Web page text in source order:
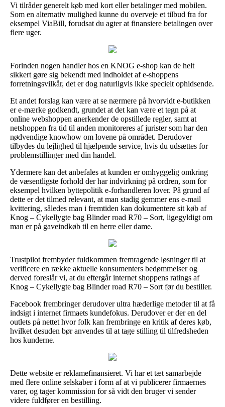
Vi tilråder generelt køb med kort eller betalinger med mobilen.
Som en alternativ mulighed kunne du overveje et tilbud fra for
eksempel ViaBill, forudsat du agter at finansiere betalingen over
flere uger.
Forinden nogen handler hos en KNOG e-shop kan de helt
sikkert gøre sig bekendt med indholdet af e-shoppens
forretningsvilkår, det er dog naturligvis ikke specielt ophidsende.
Et andet forslag kan være at se nærmere på hvorvidt e-butikken
er e-mærke godkendt, grundet at det kan være et tegn på at
online webshoppen anerkender de opstillede regler, samt at
netshoppen fra tid til anden monitoreres af jurister som har den
nødvendige knowhow om lovene på området. Derudover
tilbydes du lejlighed til hjælpende service, hvis du udsættes for
problemstillinger med din handel.
Ydermere kan det anbefales at kunden er omhyggelig omkring
de væsentligste forhold der har indvirkning på ordren, som for
eksempel hvilken byttepolitik e-forhandleren lover. På grund af
dette er det tilmed relevant, at man stadig gemmer ens e-mail
kvittering, således man i fremtiden kan dokumentere sit køb af
Knog – Cykellygte bag Blinder road R70 – Sort, ligegyldigt om
man er på gaveindkøb til en herre eller dame.
Trustpilot frembyder fuldkommen fremragende løsninger til at
verificere en række aktuelle konsumenters bedømmelser og
derved foreslår vi, at du eftergår internet shoppens ratings af
Knog – Cykellygte bag Blinder road R70 – Sort før du bestiller.
Facebook frembringer derudover ultra hæderlige metoder til at få
indsigt i internet firmaets kundefokus. Derudover er der en del
outlets på nettet hvor folk kan frembringe en kritik af deres køb,
hvilket desuden bør anvendes til at tage stilling til tilfredsheden
hos kunderne.
Dette website er reklamefinansieret. Vi har et tæt samarbejde
med flere online selskaber i form af at vi publicerer firmaernes
varer, og tager kommission for så vidt den bruger vi sender
videre fuldfører en bestilling.